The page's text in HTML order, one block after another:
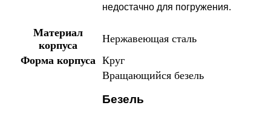
недостачно для погружения.
Материал
корпуса
Нержавеющая сталь
Форма корпуса Круг
Вращающийся безель
Безель